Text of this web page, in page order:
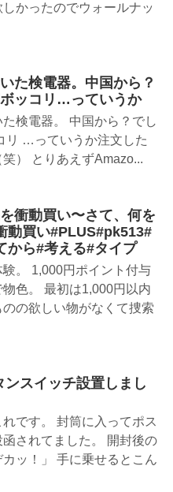
かったのでウォールナッ
た検電器。中国から？
ッコリ…っていうか
検電器。 中国から？でし
リ …っていうか注文した
） とりあえずAmazo...
衝動買い〜さて、何を
動買い#PLUS#pk513#
から#考える#タイプ
。 1,000円ポイント付与
色。 最初は1,000円以内
の欲しい物がなくて捜索
ンスイッチ設置しまし
です。 封筒に入ってポス
函されてました。 開封後の
ッ！」 手に乗せるとこん